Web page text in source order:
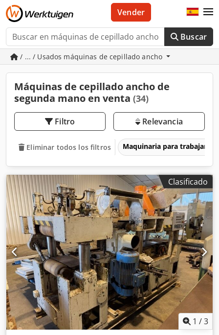
Buscar
Vender
/ ... / Usados máquinas de cepillado ancho
Máquinas de cepillado ancho de
segunda mano en venta (34)
Filtro Relevancia
Eliminar todos los filtros Maquinaria para trabajar la
Clasificado
1 /3